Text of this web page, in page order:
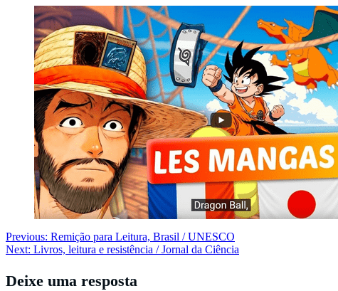
Navegação
de
Post
Previous: Remição para Leitura, Brasil / UNESCO
Next: Livros, leitura e resistência / Jornal da Ciência
Deixe uma resposta